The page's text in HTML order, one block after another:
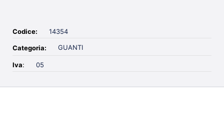
Codice: 14354
Categoria: GUANTI
Iva: 05